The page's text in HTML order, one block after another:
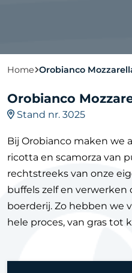
Home Orobianco
Orobianco
Stand nr. 3025
Bij Orobianco maken we
ricotta en scamorza van
rechtstreeks van onze
buffels zelf en
boerderij. Zo hebben we
hele proces, van gras tot